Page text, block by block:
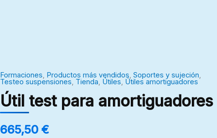
Formaciones, Productos más vendidos, Soportes y sujeción,
Testeo suspensiones, Tienda, Útiles, Útiles amortiguadores
Útil test para amortiguadores
665,50 €